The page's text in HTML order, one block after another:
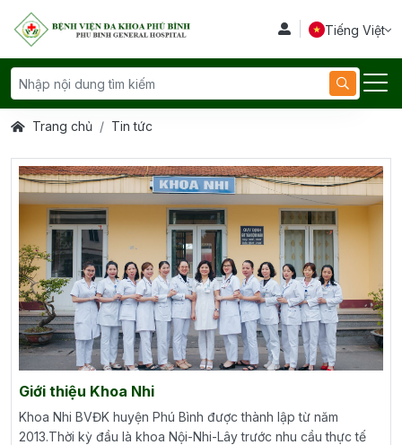
Tiếng Việt
Trang chủ Tin tức
Giới thiệu Khoa Nhi
Khoa Nhi BVĐK huyện Phú Bình được thành lập từ năm
2013.Thời kỳ đầu là khoa Nội-Nhi-Lây trước nhu cầu thực tế